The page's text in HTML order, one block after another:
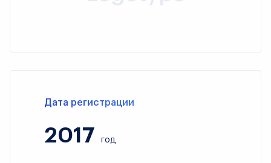
Дата регистрации
2017 год